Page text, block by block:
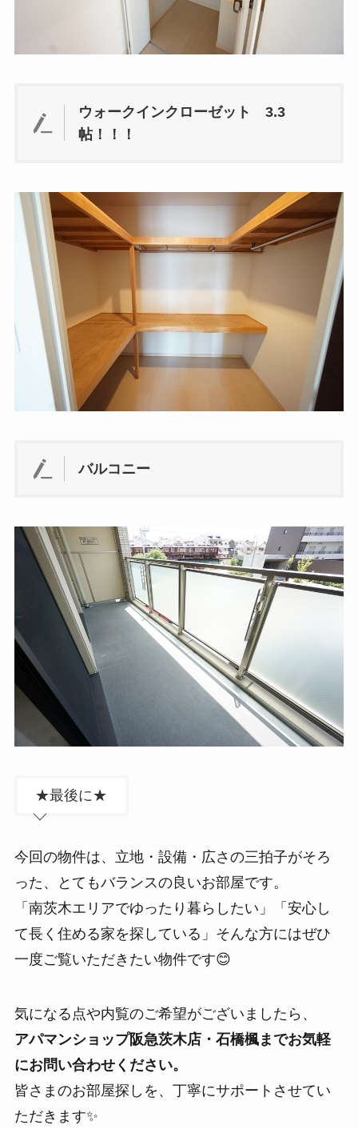
ウォークインクローゼット 3.3
帖！！！
バルコニー
★最後に★
今回の物件は、立地・設備・広さの三拍子がそろ
った、とてもバランスの良いお部屋です。
「南茨木エリアでゆったり暮らしたい」「安心し
て長く住める家を探している」そんな方にはぜひ
一度ご覧いただきたい物件です😊
気になる点や内覧のご希望がございましたら、
アパマンショップ阪急茨木店・石橋楓までお気軽
にお問い合わせください。
皆さまのお部屋探しを、丁寧にサポートさせてい
ただきます✨